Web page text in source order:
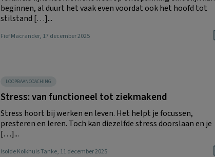
beginnen, al duurt het vaak even voordat ook het hoofd tot
stilstand […]...
Fief Macrander, 17 december 2025
LOOPBAANCOACHING
Stress: van functioneel tot ziekmakend
Stress hoort bij werken en leven. Het helpt je focussen,
presteren en leren. Toch kan diezelfde stress doorslaan en je
[…]...
Isolde Kolkhuis Tanke, 11 december 2025